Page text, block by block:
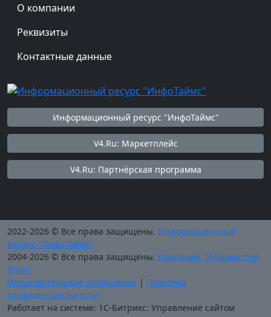
О компании
Реквизиты
Контактные данные
Информационный ресурс "ИнфоТаймс"
V4.Ru: Маркетплейс
V4.Ru: Партнёрская программа
2022-2026 © Все права защищены. Информационный
ресурс "ИнфоТаймс"
2004-2026 © Все права защищены. Компания "Инфомастер
Плюс"
Пользовательское соглашение | Политика
конфиденциальности
Работает на системе: 1С-Битрикс: Управление сайтом